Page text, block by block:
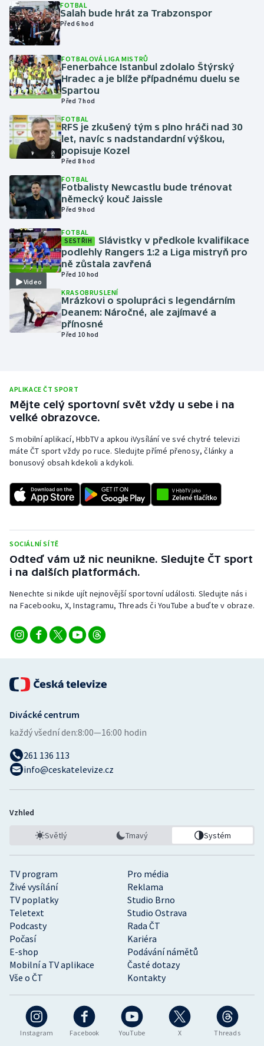
Gymnastika
Házená
Jezdectví
Judo
Krasobruslení
Lezení
Lyže a snowboard
Moderní pětiboj
Motorsport
Olympijské hry
Parasport
Plavání
Ragby
Rychlobruslení
Rychlostní kanoistika
Short track
Sportovní střelba
Triatlon
Vodní slalom
Volejbal
FOTBAL
Salah bude hrát za Trabzonspor
Před 6 hod
FOTBALOVÁ LIGA MISTRŮ
Fenerbahce Istanbul zdolalo Štýrský
Hradec a je blíže případnému duelu se
Spartou
Před 7 hod
FOTBAL
RFS je zkušený tým s plno hráči nad 30
let, navíc s nadstandardní výškou,
popisuje Kozel
Před 8 hod
FOTBAL
Fotbalisty Newcastlu bude trénovat
německý kouč Jaissle
Před 9 hod
Video
FOTBAL
SESTŘIH
Slávistky v předkole kvalifikace
podlehly Rangers 1:2 a Liga mistryň pro
ně zůstala zavřená
Před 10 hod
KRASOBRUSLENÍ
Mrázkovi o spolupráci s legendárním
Deanem: Náročné, ale zajímavé a
přínosné
Před 10 hod
APLIKACE ČT SPORT
Mějte celý sportovní svět vždy u sebe i na
velké obrazovce.
S mobilní aplikací, HbbTV a apkou iVysílání ve své chytré televizi
máte ČT sport vždy po ruce. Sledujte přímé přenosy, články a
bonusový obsah kdekoli a kdykoli.
SOCIÁLNÍ SÍTĚ
Odteď vám už nic neunikne. Sledujte ČT sport
i na dalších platformách.
Nenechte si nikde ujít nejnovější sportovní události. Sledujte nás i
na Facebooku, X, Instagramu, Threads či YouTube a buďte v obraze.
Instagram Facebook YouTube X Threads
TV program
Pro média
Živé vysílání
Reklama
TV poplatky
Studio Brno
Teletext
Studio Ostrava
Podcasty
Rada ČT
Počasí
Kariéra
E-shop
Podávání námětů
Mobilní a TV aplikace
Časté dotazy
Vše o ČT
Kontakty
Divácké centrum
každý všední den:8:00—16:00 hodin
261 136 113
info@ceskatelevize.cz
Vzhled
Světlý Tmavý Systém